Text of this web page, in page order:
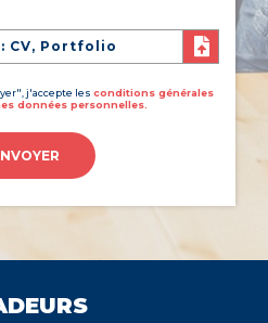
CV, Portfolio
j'accepte les conditions générales
données personnelles.